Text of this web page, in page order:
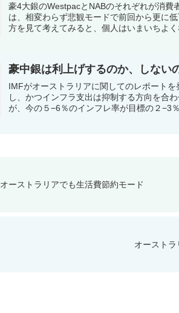
豪4大銀のWestpacとNABのそれぞれが消費
は、相変わらず悲観モードで前回から更に
方を見て考えてみると、個人はいまいちよく
豪中銀は利上げするのか、しない
IMFがオーストラリアに関してのレポート
し、かつインフラ支出は抑制する方向を合
が、今の５−6％のインフレ率が目標の２−3
オーストラリアでも生活費節約モード
オースト